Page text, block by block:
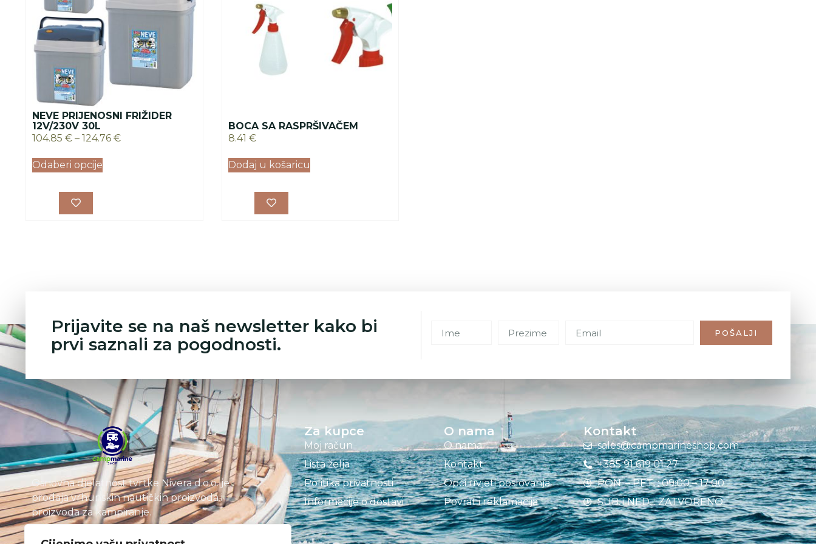
NEVE PRIJENOSNI FRIŽIDER
12V/230V 30L
104.85 € – 124.76 €
Odaberi opcije
BOCA SA RASPRŠIVAČEM
8.41 €
Dodaj u košaricu
Prijavite se na naš newsletter kako bi
prvi saznali za pogodnosti.
POŠALJI
Osnovna djelatnost tvrtke Nivera d.o.o. je
prodaja vrhunskih nautičkih proizvoda i
proizvoda za kampiranje.
Za kupce
Moj račun
Lista želja
Politika privatnosti
Informacije o dostavi
O nama
O nama
Kontakt
Opći uvjeti poslovanja
Povrat i reklamacija
Kontakt
sales@campmarineshop.com
+385 91 619 01 27
PON. – PET. : 09:00 – 17:00
SUB. i NED. : ZATVORENO